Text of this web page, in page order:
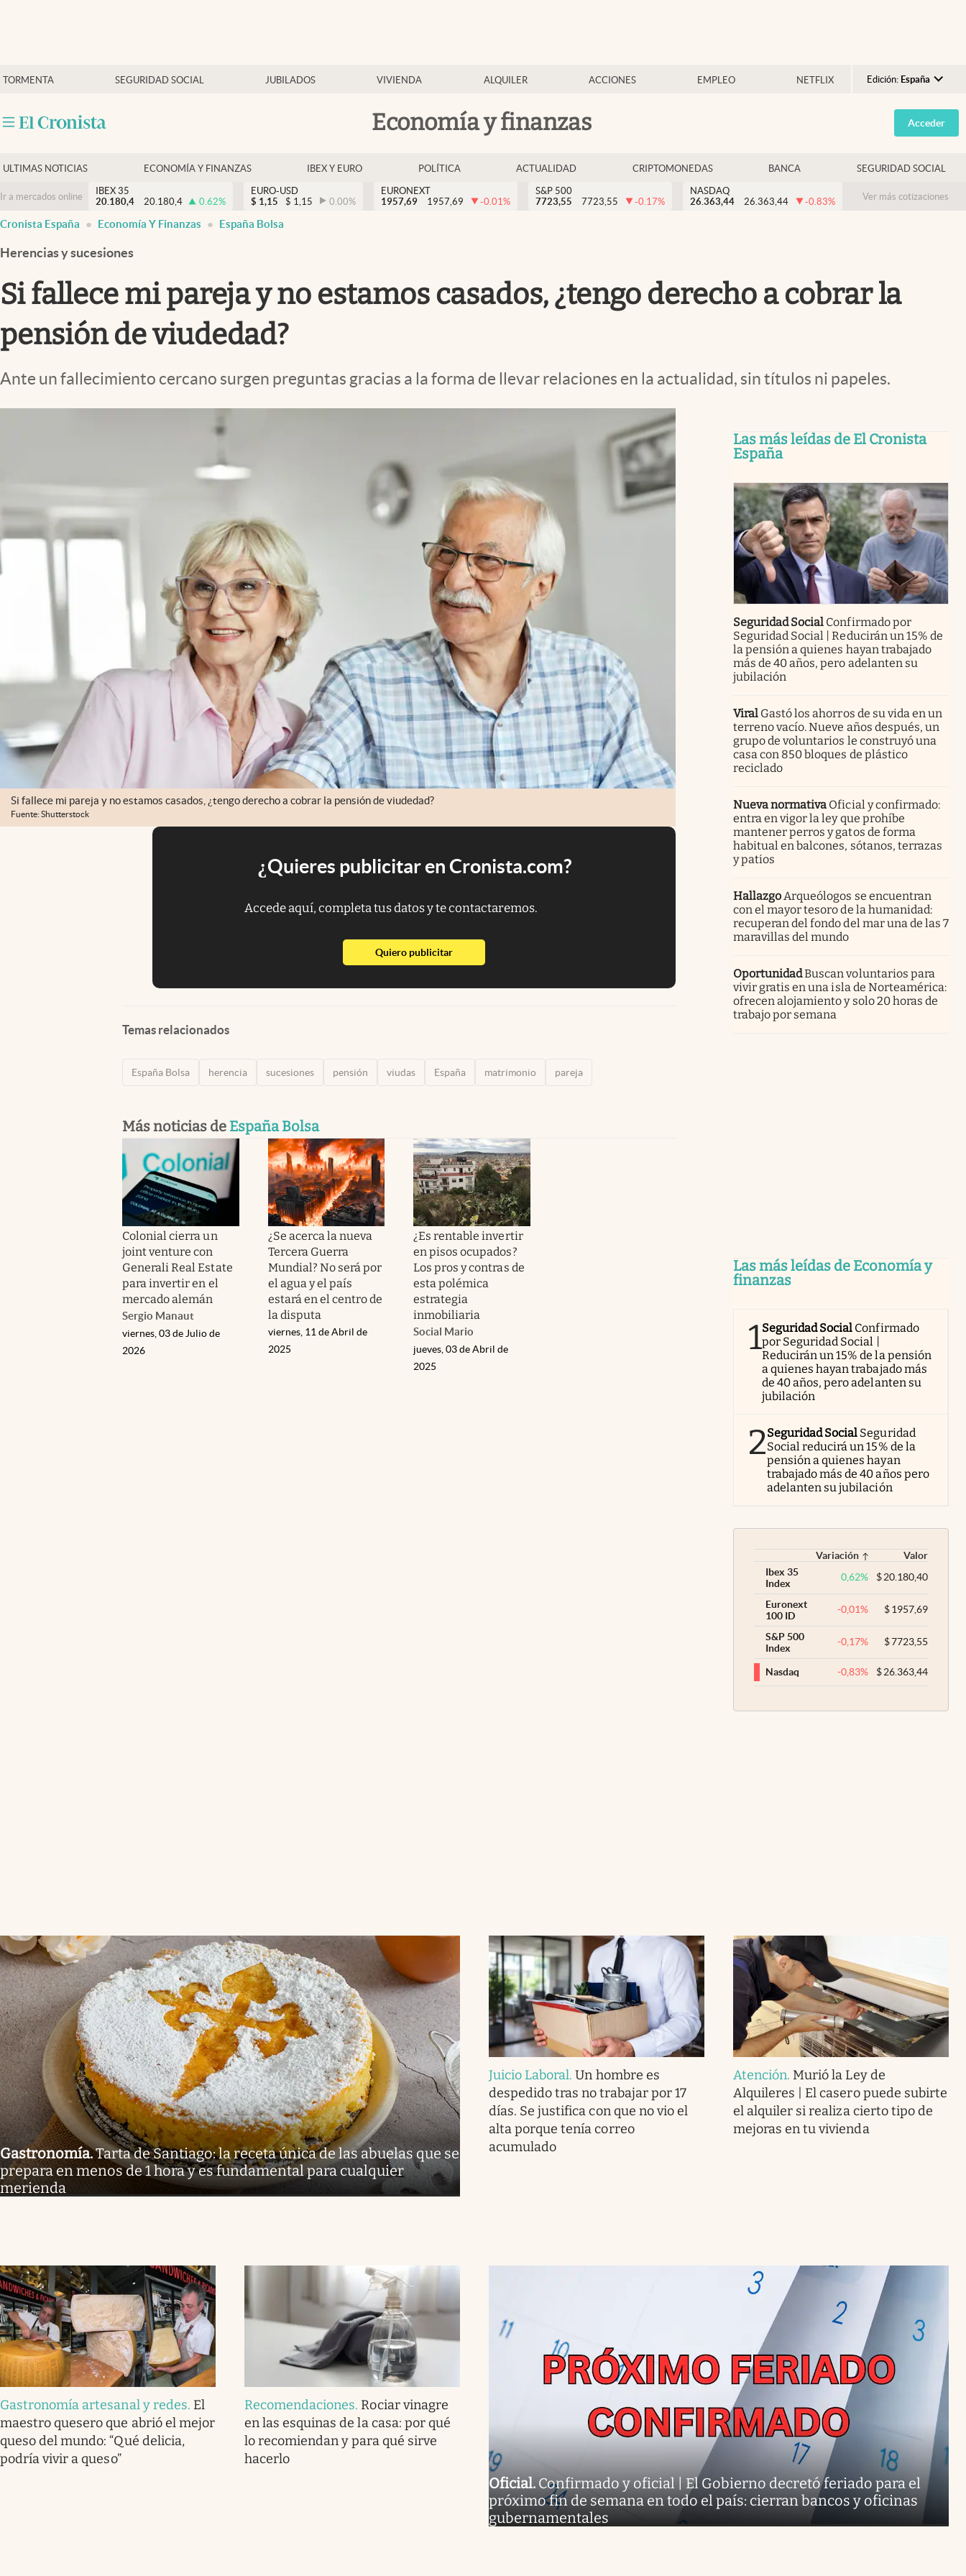
TORMENTA SEGURIDAD SOCIAL JUBILADOS VIVIENDA ALQUILER ACCIONES EMPLEO NETFLIX Edición: España
Argentina
España
USA
Colombia
Economía y finanzas
Economía y finanzas
Criptomonedas
Acceder
ULTIMAS NOTICIAS ECONOMÍA Y FINANZAS IBEX Y EURO POLÍTICA ACTUALIDAD CRIPTOMONEDAS BANCA SEGURIDAD SOCIAL
Ir a mercados online
IBEX 35
20.180,4
20.180,4 0.62%
EURO-USD
$ 1,15 $ 1,15 0.00%
EURONEXT
1957,69
1957,69 -0.01%
S&P 500
7723,55
7723,55 -0.17%
NASDAQ
26.363,44
26.363,44 -0.83% Ver más cotizaciones
Cronista España Economía Y Finanzas España Bolsa
Herencias y sucesiones
Si fallece mi pareja y no estamos casados, ¿tengo derecho a cobrar la
pensión de viudedad?
Ante un fallecimiento cercano surgen preguntas gracias a la forma de llevar relaciones en la actualidad, sin títulos ni papeles.
Si fallece mi pareja y no estamos casados, ¿tengo derecho a cobrar la pensión de viudedad?
Fuente: Shutterstock
¿Quieres publicitar en Cronista.com?
Accede aquí, completa tus datos y te contactaremos.
Quiero publicitarabre en nueva pestaña
Temas relacionados
España Bolsa herencia sucesiones pensión viudas España matrimonio pareja
Más noticias de España Bolsa
Colonial cierra un
joint venture con
Generali Real Estate
para invertir en el
mercado alemán
Sergio Manaut
viernes, 03 de Julio de
2026
¿Se acerca la nueva
Tercera Guerra
Mundial? No será por
el agua y el país
estará en el centro de
la disputa
viernes, 11 de Abril de
2025
¿Es rentable invertir
en pisos ocupados?
Los pros y contras de
esta polémica
estrategia
inmobiliaria
Social Mario
jueves, 03 de Abril de
2025
Las más leídas de El Cronista
España
Seguridad Social Confirmado por
Seguridad Social | Reducirán un 15% de
la pensión a quienes hayan trabajado
más de 40 años, pero adelanten su
jubilación
Viral Gastó los ahorros de su vida en un
terreno vacío. Nueve años después, un
grupo de voluntarios le construyó una
casa con 850 bloques de plástico
reciclado
Nueva normativa Oficial y confirmado:
entra en vigor la ley que prohíbe
mantener perros y gatos de forma
habitual en balcones, sótanos, terrazas
y patios
HallazgoArqueólogos se encuentran
con el mayor tesoro de la humanidad:
recuperan del fondo del mar una de las 7
maravillas del mundo
OportunidadBuscan voluntarios para
vivir gratis en una isla de Norteamérica:
ofrecen alojamiento y solo 20 horas de
trabajo por semana
Las más leídas de Economía y
finanzas
1Seguridad Social Confirmado
por Seguridad Social |
Reducirán un 15% de la pensión
a quienes hayan trabajado más
de 40 años, pero adelanten su
jubilación
2Seguridad Social Seguridad
Social reducirá un 15% de la
pensión a quienes hayan
trabajado más de 40 años pero
adelanten su jubilación
Variación
Valor
Ibex 35
Index
0,62% $20.180,40
Euronext
100 ID
-0,01% $1957,69
S&P 500
Index
-0,17% $7723,55
Nasdaq -0,83% $26.363,44
Gastronomía.Tarta de Santiago: la receta única de las abuelas que se
prepara en menos de 1 hora y es fundamental para cualquier
merienda
Juicio Laboral.Un hombre es
despedido tras no trabajar por 17
días. Se justifica con que no vio el
alta porque tenía correo
acumulado
Atención. Murió la Ley de
Alquileres | El casero puede subirte
el alquiler si realiza cierto tipo de
mejoras en tu vivienda
Gastronomía artesanal y redes. El
maestro quesero que abrió el mejor
queso del mundo: “Qué delicia,
podría vivir a queso”
Recomendaciones. Rociar vinagre
en las esquinas de la casa: por qué
lo recomiendan y para qué sirve
hacerlo
Oficial. Confirmado y oficial | El Gobierno decretó feriado para el
próximo fin de semana en todo el país: cierran bancos y oficinas
gubernamentales